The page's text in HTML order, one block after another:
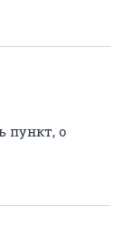
пункт, о